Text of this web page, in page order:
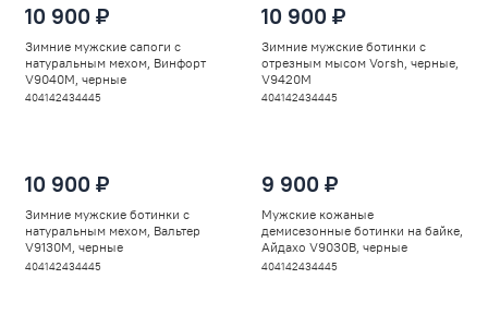
10 900 ₽
Зимние мужские сапоги с
натуральным мехом, Винфорт
V9040M, черные
404142434445
10 900 ₽
Зимние мужские ботинки с
отрезным мысом Vorsh, черные,
V9420M
404142434445
10 900 ₽
Зимние мужские ботинки с
натуральным мехом, Вальтер
V9130M, черные
404142434445
9 900 ₽
Мужские кожаные
демисезонные ботинки на байке,
Айдахо V9030B, черные
404142434445